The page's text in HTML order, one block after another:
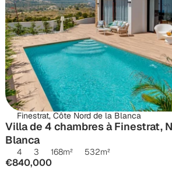
Finestrat, Côte Nord de la Blanca
Villa de 4 chambres à Finestrat,
Blanca
4 3 168m² 532m²
€840,000